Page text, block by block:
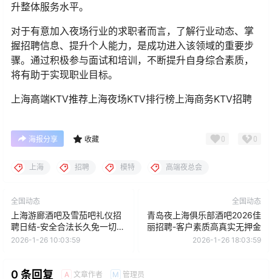
升整体服务水平。
对于有意加入夜场行业的求职者而言，了解行业动态、掌
握招聘信息、提升个人能力，是成功进入该领域的重要步
骤。通过积极参与面试和培训，不断提升自身综合素质，
将有助于实现职业目标。
上海高端KTV推荐上海夜场KTV排行榜上海商务KTV招聘
海报分享 收藏 0 0
上海 招聘 模特 高端夜总会
全国动态
上海游廊酒吧及雪茄吧礼仪招
聘日结-安全合法长久免一切费
用
2026-1-26 10:03:59
全国动态
青岛夜上海俱乐部酒吧2026佳
丽招聘-客户素质高真实无押金
2026-1-26 18:03:59
0 条回复 A 文章作者 M 管理员